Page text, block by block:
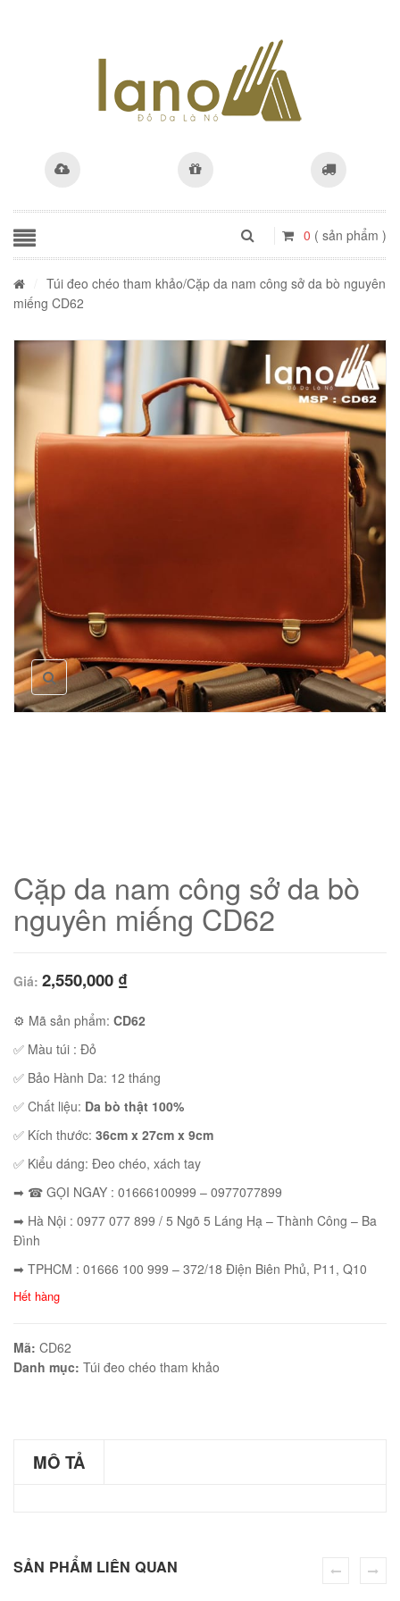
0 ( sản phẩm )
Túi đeo chéo tham khảo/Cặp da nam công sở da bò nguyên
miếng CD62
Cặp da nam công sở da bò
nguyên miếng CD62
Giá: 2,550,000 ₫
⚙ Mã sản phẩm: CD62
✅ Màu túi : Đỏ
✅ Bảo Hành Da: 12 tháng
✅ Chất liệu: Da bò thật 100%
✅ Kích thước: 36cm x 27cm x 9cm
✅ Kiểu dáng: Đeo chéo, xách tay
➡ ☎ GỌI NGAY : 01666100999 – 0977077899
➡ Hà Nội : 0977 077 899 / 5 Ngõ 5 Láng Hạ – Thành Công – Ba
Đình
➡ TPHCM : 01666 100 999 – 372/18 Điện Biên Phủ, P11, Q10
Hết hàng
Mã: CD62
Danh mục: Túi đeo chéo tham khảo
MÔ TẢ
SẢN PHẨM LIÊN QUAN